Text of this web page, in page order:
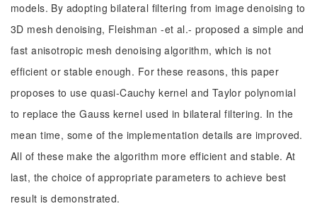
models. By adopting bilateral filtering from image denoising to
3D mesh denoising, Fleishman -et al.- proposed a simple and
fast anisotropic mesh denoising algorithm, which is not
efficient or stable enough. For these reasons, this paper
proposes to use quasi-Cauchy kernel and Taylor polynomial
to replace the Gauss kernel used in bilateral filtering. In the
mean time, some of the implementation details are improved.
All of these make the algorithm more efficient and stable. At
last, the choice of appropriate parameters to achieve best
result is demonstrated.